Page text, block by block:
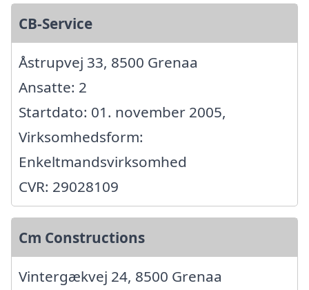
CB-Service
Åstrupvej 33, 8500 Grenaa
Ansatte: 2
Startdato: 01. november 2005,
Virksomhedsform:
Enkeltmandsvirksomhed
CVR: 29028109
Cm Constructions
Vintergækvej 24, 8500 Grenaa